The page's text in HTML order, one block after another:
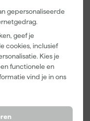
gepersonaliseerde
geef je
cookies, inclusief
Kies je
functionele en
vind je in ons
Wij adviseren
Paintura Lucamax